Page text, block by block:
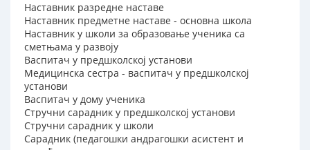
Наставник разредне наставе
Наставник предметне наставе - основна школа
Наставник у школи за образовање ученика са
сметњама у развоју
Васпитач у предшколској установи
Медицинска сестра - васпитач у предшколској
установи
Васпитач у дому ученика
Стручни сарадник у предшколској установи
Стручни сарадник у школи
Сарадник (педагошки андрагошки асистент и